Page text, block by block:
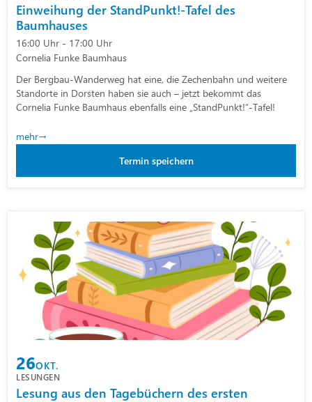
Einweihung der StandPunkt!-Tafel des
Baumhauses
16:00 Uhr - 17:00 Uhr
Cornelia Funke Baumhaus
Der Bergbau-Wanderweg hat eine, die Zechenbahn und weitere
Standorte in Dorsten haben sie auch – jetzt bekommt das
Cornelia Funke Baumhaus ebenfalls eine „StandPunkt!“-Tafel!
mehr
Termin speichern
26OKT.
LESUNGEN
Lesung aus den Tagebüchern des ersten